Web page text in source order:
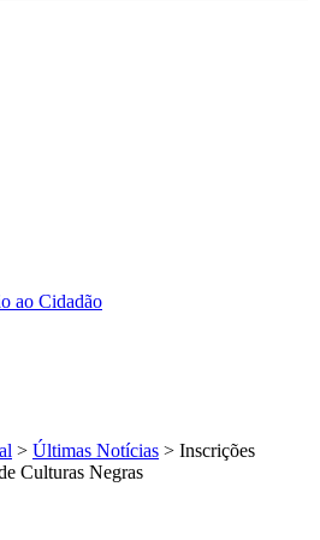
ao Cidadão
> Últimas Notícias > Inscrições
Culturas Negras